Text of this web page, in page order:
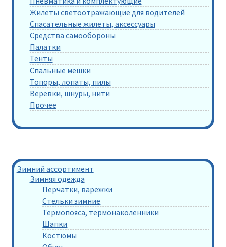
Жилеты светоотражающие для водителей
Спасательные жилеты, аксессуары
Средства самообороны
Палатки
Тенты
Спальные мешки
Топоры, лопаты, пилы
Веревки, шнуры, нити
Прочее
Зимний ассортимент
Зимняя одежда
Перчатки, варежки
Стельки зимние
Термопояса, термонаколенники
Шапки
Костюмы